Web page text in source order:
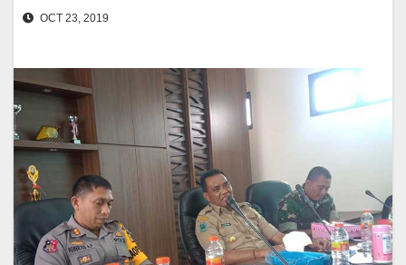
OCT 23, 2019